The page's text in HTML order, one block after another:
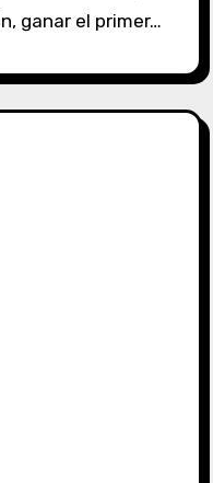
ganar el primer…